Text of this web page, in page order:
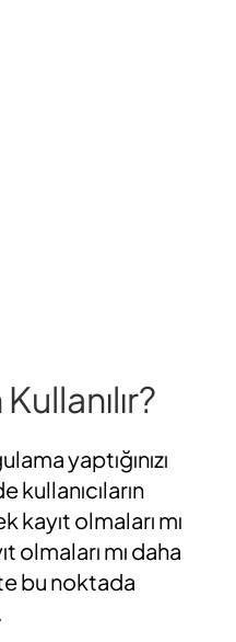
yaptığınızı
kullanıcıların
olmaları mı
mı daha
bu noktada